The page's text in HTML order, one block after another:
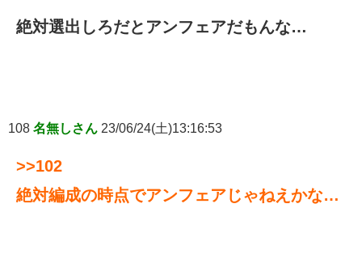
絶対選出しろだとアンフェアだもんな…
108 名無しさん 23/06/24(土)13:16:53
>>102
絶対編成の時点でアンフェアじゃねえかな…